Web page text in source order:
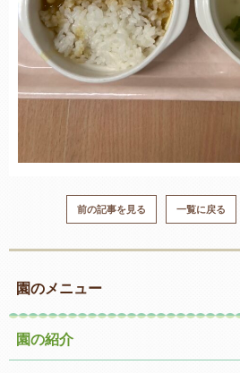
前の記事を見る 一覧に戻る
園のメニュー
園の紹介